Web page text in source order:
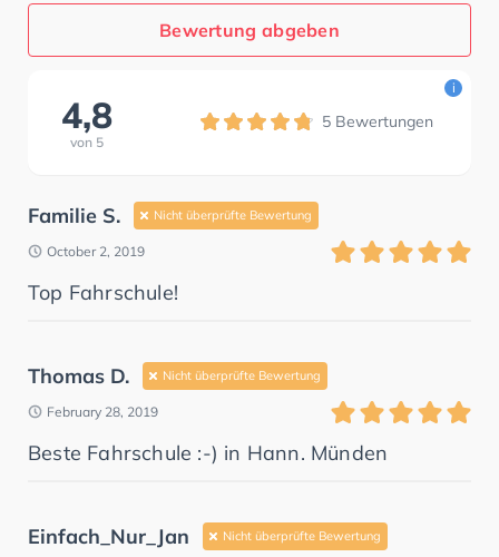
Bewertung abgeben
4,8
von 5
5 Bewertungen
i
Familie S. Nicht überprüfte Bewertung
October 2, 2019
Top Fahrschule!
Thomas D. Nicht überprüfte Bewertung
February 28, 2019
Beste Fahrschule :-) in Hann. Münden
Einfach_Nur_Jan Nicht überprüfte Bewertung